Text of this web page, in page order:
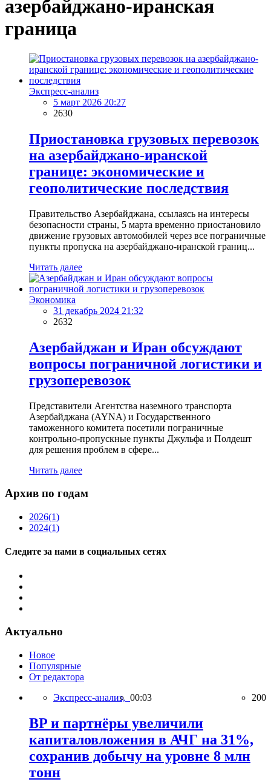
азербайджано-иранская
граница
Экспресс-анализ
5 март 2026 20:27
2630
Приостановка грузовых перевозок
на азербайджано-иранской
границе: экономические и
геополитические последствия
Правительство Азербайджана, ссылаясь на интересы
безопасности страны, 5 марта временно приостановило
движение грузовых автомобилей через все пограничные
пункты пропуска на азербайджано-иранской границ...
Читать далее
Экономика
31 декабрь 2024 21:32
2632
Азербайджан и Иран обсуждают
вопросы пограничной логистики и
грузоперевозок
Представители Агентства наземного транспорта
Азербайджана (AYNA) и Государственного
таможенного комитета посетили пограничные
контрольно-пропускные пункты Джульфа и Полдешт
для решения проблем в сфере...
Читать далее
Архив по годам
2026(1)
2024(1)
Следите за нами в социальных сетях
Актуально
Новое
Популярные
От редактора
Экспресс-анализ, 00:03 200
BP и партнёры увеличили
капиталовложения в АЧГ на 31%,
сохранив добычу на уровне 8 млн
тонн